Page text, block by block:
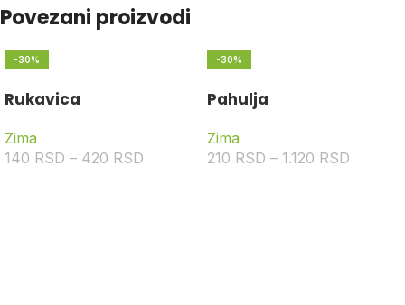
Povezani proizvodi
-30%
Rukavica
Zima
140 RSD – 420 RSD
-30%
Pahulja
Zima
210 RSD – 1.120 RSD